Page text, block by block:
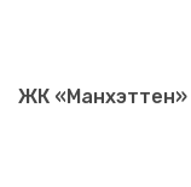
ЖК «Манхэттен»